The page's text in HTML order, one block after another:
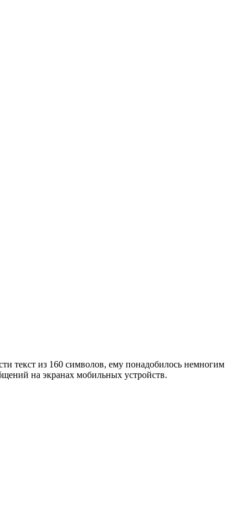
текст из 160 символов, ему понадобилось немногим
на экранах мобильных устройств.